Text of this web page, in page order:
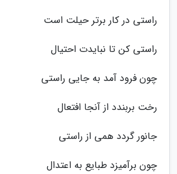
راستی در کار برتر حیلت است
راستی کن تا نبایدت احتیال
چون فرود آمد به جایی راستی
رخت بربندد از آنجا افتعال
جانور گردد همی از راستی
چون برآمیزد طبایع به اعتدال